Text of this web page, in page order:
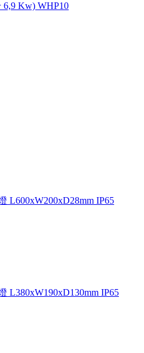
Kw) WHP10
L600xW200xD28mm IP65
L380xW190xD130mm IP65